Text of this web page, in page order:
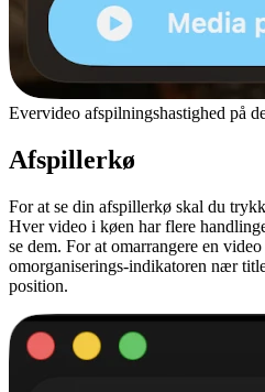
Evervideo afspilningshastighed på
Afspillerkø
For at se din afspillerkø skal du
Hver video i køen har flere
se dem. For at omarrangere en
omorganiserings-indikatoren nær
position.